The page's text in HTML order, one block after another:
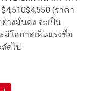
(ราคา
างมั่นคง จะเป็น
โอกาสเห็นแรงซื้อ
ดไป